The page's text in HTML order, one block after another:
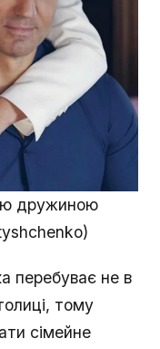
дружиною
перебуває не в
тому
сімейне